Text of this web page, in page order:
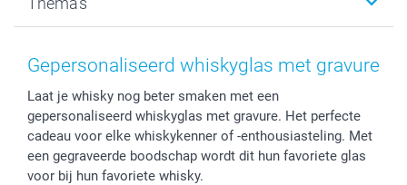
Kaarten
Bestelproces
Herroepingsrecht
Privacy
Cookiebeleid
Reviews
Prijslijst
Investor Relations
Tevredenheidsgarantie
Mijn orderstatus
smartbonus
smartfriends
service@smartphoto.nl
Affiliate partnerprogramma
Partnerships
Baby
Moederdag
Vaderdag
Huwelijk
Gepersonaliseerd whiskyglas met gravure
Laat je whisky nog beter smaken met een
gepersonaliseerd whiskyglas met gravure. Het perfecte
cadeau voor elke whiskykenner of -enthousiasteling. Met
een gegraveerde boodschap wordt dit hun favoriete glas
voor bij hun favoriete whisky.